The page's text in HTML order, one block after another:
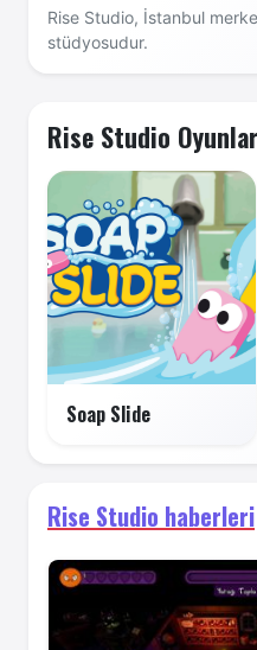
Rise Studio, İstanbul
stüdyosudur.
Rise Studio
Soap Slide
Rise Studio haberleri